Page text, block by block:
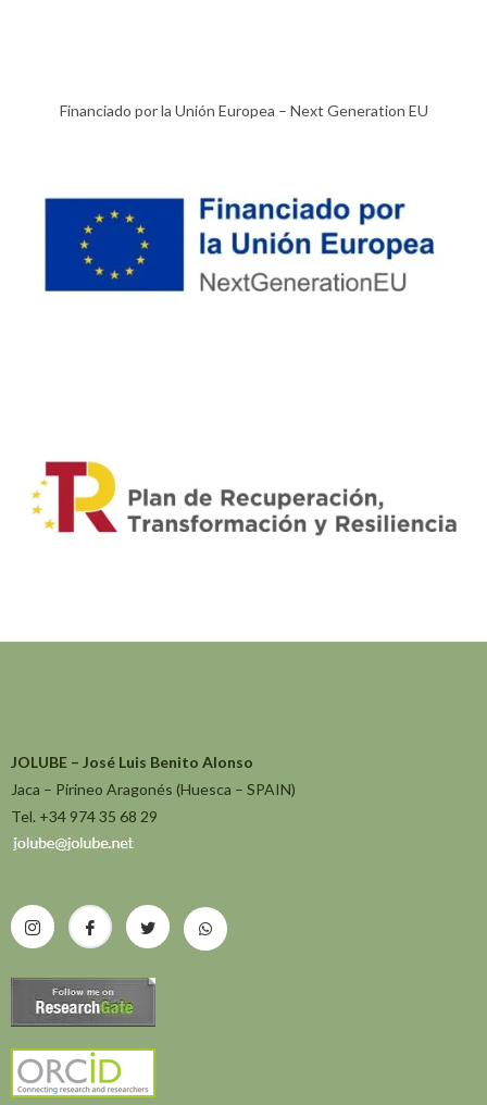
Financiado por la Unión Europea – Next Generation EU​
JOLUBE – José Luis Benito Alonso
Jaca – Pirineo Aragonés (Huesca – SPAIN)
Tel. +34 974 35 68 29